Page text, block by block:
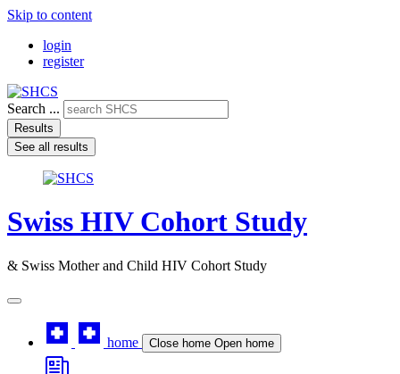
Skip to content
login
register
Search ...
Results
See all results
Swiss HIV Cohort Study
& Swiss Mother and Child HIV Cohort Study
home Close home Open home